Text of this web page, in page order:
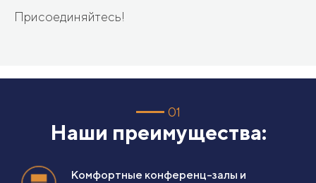
Присоединяйтесь!
01
Наши преимущества:
Комфортные конференц-залы и